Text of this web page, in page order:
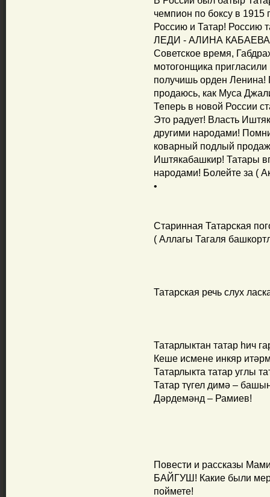
•
Старинная Татарская
( Аллагы Тагаля
Татарская речь слух
Татарлыктан татар һич
Кеше исмене инкяр
Татарлыкта татар углы
Татар түгел димә –
Дәрдемәнд – Рамиев!
Повести и рассказы
БАЙГУШ! Какие были
поймете!